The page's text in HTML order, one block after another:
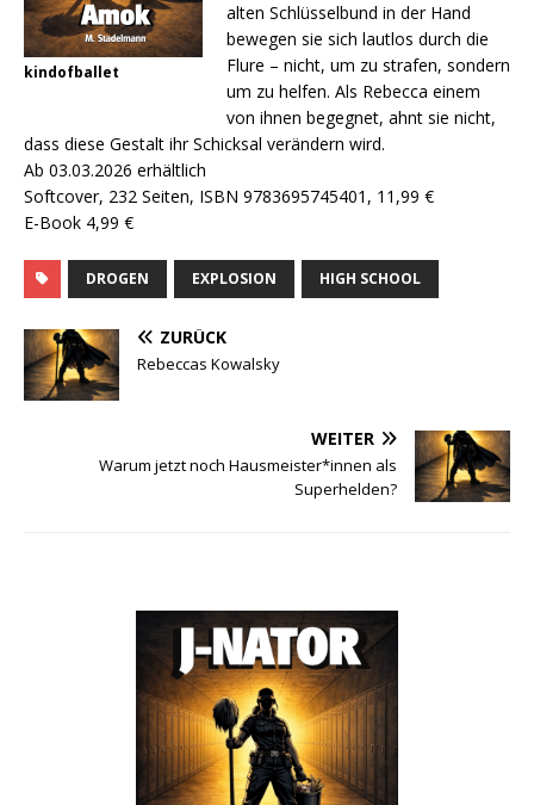
kindofballet
alten Schlüsselbund in der Hand
bewegen sie sich lautlos durch die
Flure – nicht, um zu strafen, sondern
um zu helfen. Als Rebecca einem
von ihnen begegnet, ahnt sie nicht,
dass diese Gestalt ihr Schicksal verändern wird.
Ab 03.03.2026 erhältlich
Softcover, 232 Seiten, ISBN 9783695745401, 11,99 €
E-Book 4,99 €
DROGEN EXPLOSION HIGH SCHOOL
ZURÜCK
Rebeccas Kowalsky
WEITER
Warum jetzt noch Hausmeister*innen als
Superhelden?